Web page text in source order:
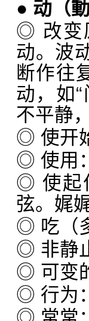
● 动 （
◎ 改变
动。波
断作往
动，如
不平静
◎ 使开
◎ 使用
◎ 使起
弦。娓
◎ 吃（
◎ 非静
◎ 可变
◎ 行为